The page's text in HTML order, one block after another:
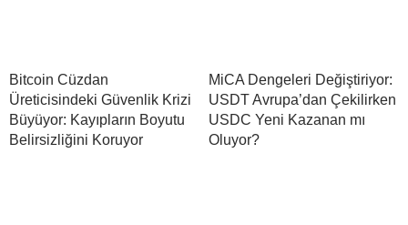
Bitcoin Cüzdan
Üreticisindeki Güvenlik Krizi
Büyüyor: Kayıpların Boyutu
Belirsizliğini Koruyor
MiCA Dengeleri Değiştiriyor:
USDT Avrupa’dan Çekilirken
USDC Yeni Kazanan mı
Oluyor?